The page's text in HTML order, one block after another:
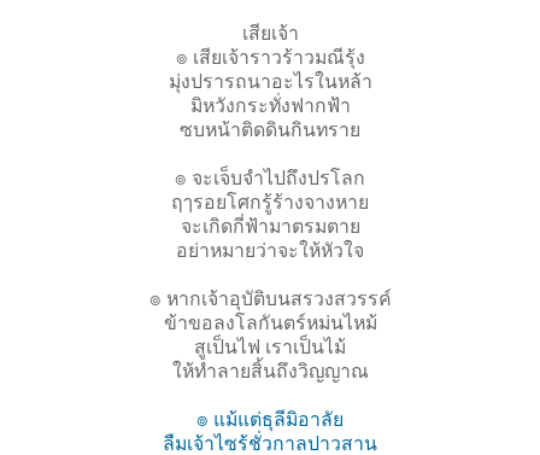
เสียเจ้า
๏ เสียเจ้าราวร้าวมณีรุ้ง
มุ่งปรารถนาอะไรในหล้า
มิหวังกระทั่งฟากฟ้า
ซบหน้าติดดินกินทราย
๏ จะเจ็บจำไปถึงปรโลก
ฤๅรอยโศกรู้ร้างจางหาย
จะเกิดกี่ฟ้ามาตรมตาย
อย่าหมายว่าจะให้หัวใจ
๏ หากเจ้าอุบัติบนสรวงสวรรค์
ข้าขอลงโลกันตร์หม่นไหม้
สูเป็นไฟ เราเป็นไม้
ให้ทำลายสิ้นถึงวิญญาณ
๏ แม้แต่ธุลีมิอาลัย
ลืมเจ้าไซร้ชั่วกาลปาวสาน